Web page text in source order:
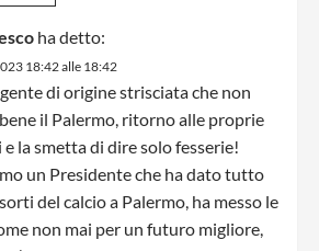
ha detto:
18:42 alle 18:42
di origine strisciata che non
il Palermo, ritorno alle proprie
la smetta di dire solo fesserie!
un Presidente che ha dato tutto
del calcio a Palermo, ha messo le
non mai per un futuro migliore,